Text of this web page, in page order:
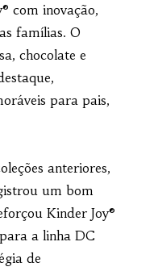
com inovação,
famílias. O
chocolate e
para pais,
anteriores,
um bom
Kinder Joy®
a linha DC
de